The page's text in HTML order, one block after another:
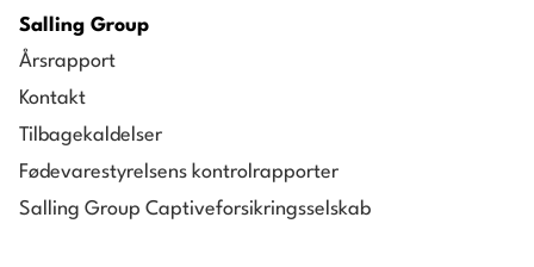
Salling Group
Årsrapport
Kontakt
Tilbagekaldelser
Fødevarestyrelsens kontrolrapporter
Salling Group Captiveforsikringsselskab